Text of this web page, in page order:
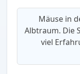
Mäuse in
Albtraum. Die
viel